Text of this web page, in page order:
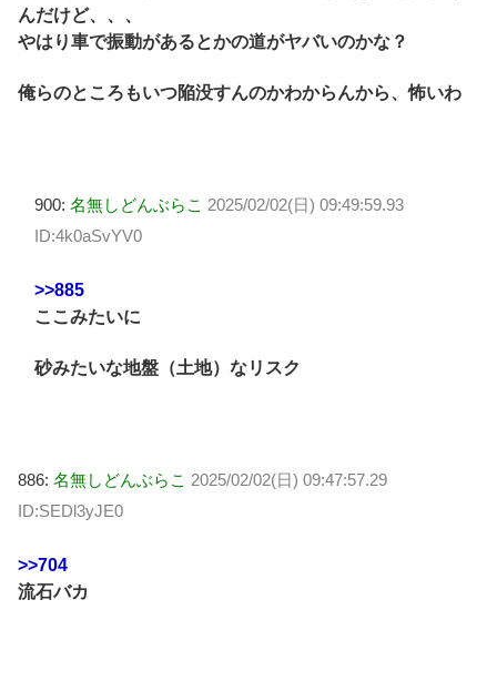
んだけど、、、
やはり車で振動があるとかの道がヤバいのかな？
俺らのところもいつ陥没すんのかわからんから、怖いわ
900: 名無しどんぶらこ 2025/02/02(日) 09:49:59.93
ID:4k0aSvYV0
>>885
ここみたいに
砂みたいな地盤（土地）なリスク
886: 名無しどんぶらこ 2025/02/02(日) 09:47:57.29
ID:SEDl3yJE0
>>704
流石バカ